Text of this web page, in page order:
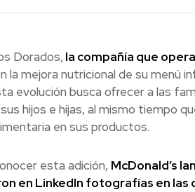
Dorados, la compañía que
la mejora nutricional de su menú
evolución busca ofrecer a las
hijos e hijas, al mismo tiempo
en sus productos.
esta adición, McDonald’s
en LinkedIn fotografías en las